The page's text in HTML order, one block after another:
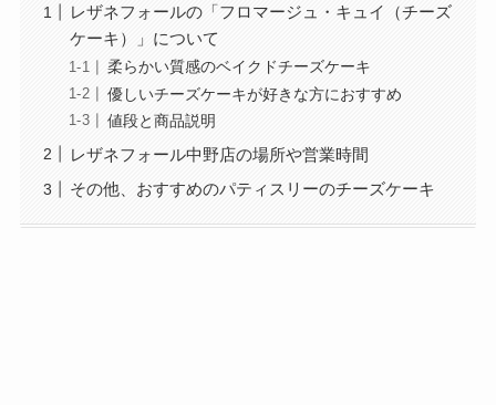
レザネフォールの「フロマージュ・キュイ（チーズ
ケーキ）」について
柔らかい質感のベイクドチーズケーキ
優しいチーズケーキが好きな方におすすめ
値段と商品説明
レザネフォール中野店の場所や営業時間
その他、おすすめのパティスリーのチーズケーキ